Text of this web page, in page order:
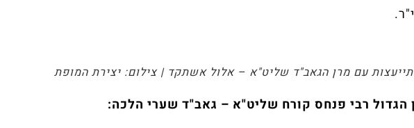
עם מרן הגאב"ד שליט"א – אלול אשתקד | צילום: יצירת המופת
רבי פנחס קורח שליט"א – גאב"ד שערי הלכה: